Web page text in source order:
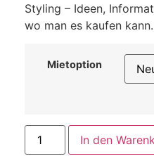
Styling – Ideen,
wo man es kaufen
Mietoption
In den